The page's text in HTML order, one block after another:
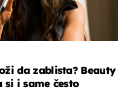
da zablista? Beauty
i same često